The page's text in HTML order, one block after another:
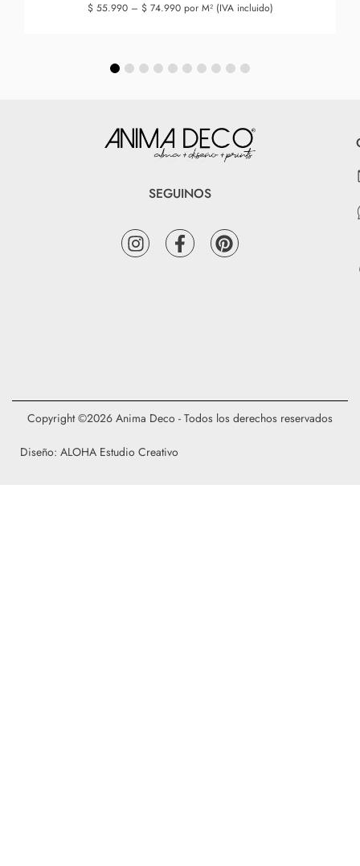
$55.990 – $74.990por M² (IVA incluido)
SEGUINOS
Diseño: ALOHA Estudio Creativo
Copyright ©2026 Anima Deco - Todos los derechos reservados